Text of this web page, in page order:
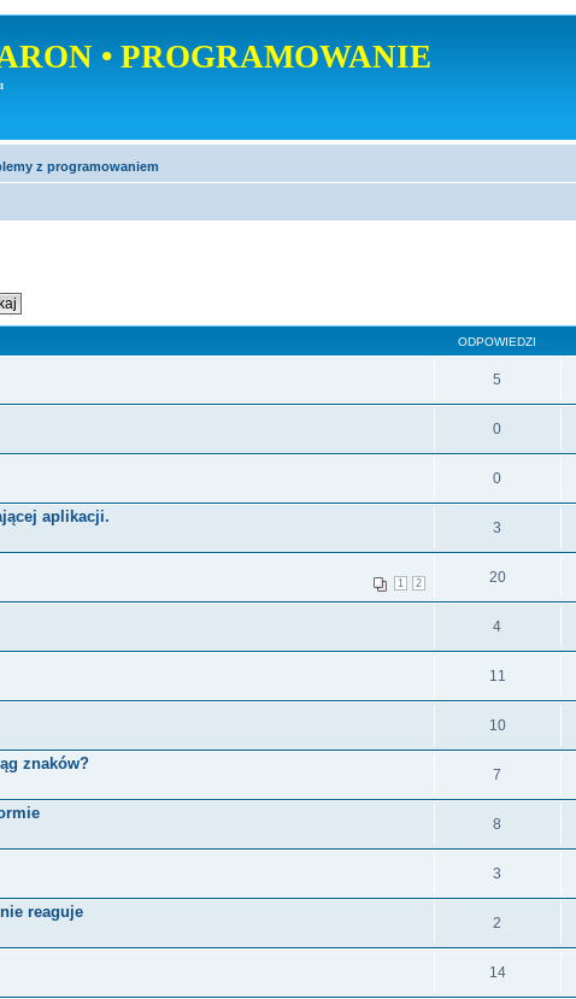
• PROGRAMOWANIE
z programowaniem
ODPOWIEDZI
5
0
0
aplikacji.
3
1 2 20
4
11
10
znaków?
7
8
3
reaguje
2
14